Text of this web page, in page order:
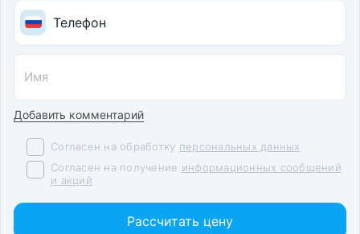
Добавить комментарий
Согласен на обработку персональных данных
Согласен на получение информационных сообщений
и акций
Рассчитать цену